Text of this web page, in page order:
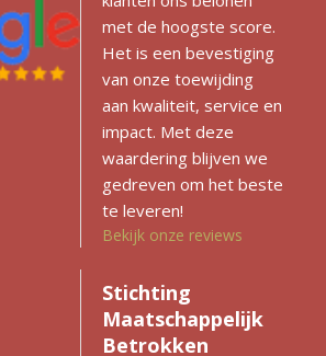
met de hoogste score.
Het is een bevestiging
van onze toewijding
aan kwaliteit, service en
impact. Met deze
waardering blijven we
gedreven om het beste
te leveren!
Bekijk onze reviews
Stichting
Maatschappelijk
Betrokken